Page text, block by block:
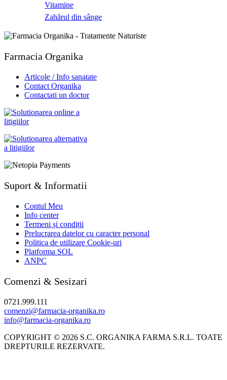
Vitamine
Zahărul din sânge
Farmacia Organika
Articole / Info sanatate
Contact Organika
Contactati un doctor
Suport & Informatii
Contul Meu
Info center
Termeni și condiții
Prelucrarea datelor cu caracter personal
Politica de utilizare Cookie-uri
Platforma SOL
ANPC
Comenzi & Sesizari
0721.999.111
comenzi@farmacia-organika.ro
info@farmacia-organika.ro
COPYRIGHT © 2026 S.C. ORGANIKA FARMA S.R.L. TOATE
DREPTURILE REZERVATE.